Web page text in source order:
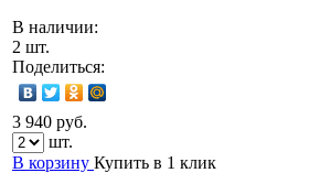
В наличии:
2 шт.
Поделиться:
3 940 руб.
шт.
В корзину Купить в 1 клик